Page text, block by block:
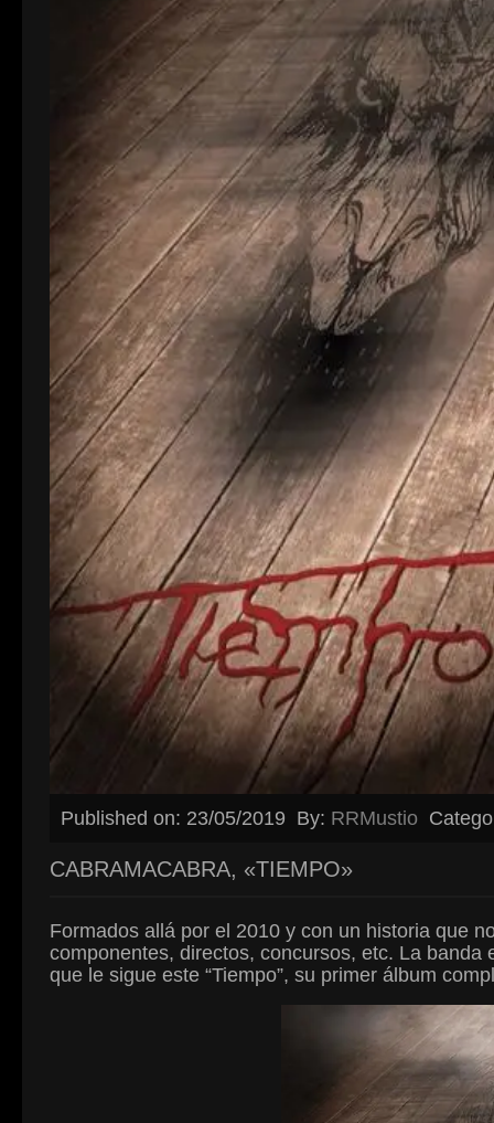
Published on: 23/05/2019 By: RRMustio
CABRAMACABRA, «TIEMPO»
Formados allá por el 2010 y con un historia que
componentes, directos, concursos, etc. La
que le sigue este “Tiempo”, su primer álbum